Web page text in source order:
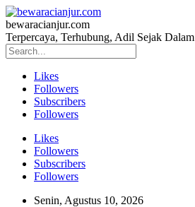
bewaracianjur.com
Terpercaya, Terhubung, Adil Sejak
Likes
Followers
Subscribers
Followers
Likes
Followers
Subscribers
Followers
Senin, Agustus 10, 2026